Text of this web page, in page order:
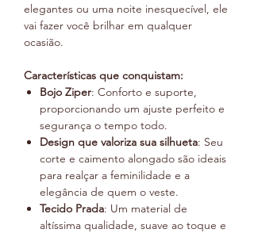
elegantes ou uma noite inesquecível, ele
vai fazer você brilhar em qualquer
ocasião.
Características que conquistam:
Bojo Ziper: Conforto e suporte,
proporcionando um ajuste perfeito e
segurança o tempo todo.
Design que valoriza sua silhueta: Seu
corte e caimento alongado são ideais
para realçar a feminilidade e a
elegância de quem o veste.
Tecido Prada: Um material de
altíssima qualidade, suave ao toque e